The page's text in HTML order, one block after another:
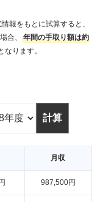
報をもとに試算すると、
合、
年間の手取り額は約
なります。
月収
987,500円